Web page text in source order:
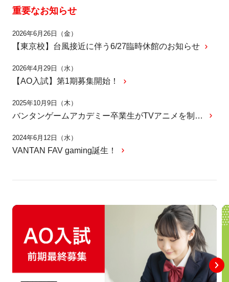
重要なお知らせ
2026年6月26日（金）
【東京校】台風接近に伴う6/27臨時休館のお知らせ
2026年4月29日（水）
【AO入試】第1期募集開始！
2025年10月9日（木）
バンタンゲームアカデミー卒業生がTVアニメを制作！
2024年6月12日（水）
VANTAN FAV gaming誕生！